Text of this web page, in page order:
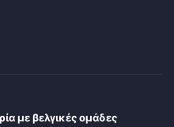
με βελγικές ομάδες